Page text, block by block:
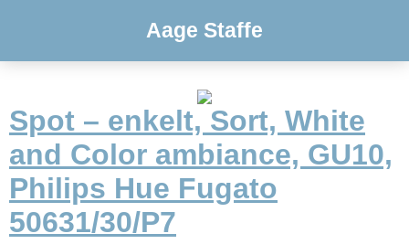
Aage Staffe
Spot – enkelt, Sort, White
and Color ambiance, GU10,
Philips Hue Fugato
50631/30/P7